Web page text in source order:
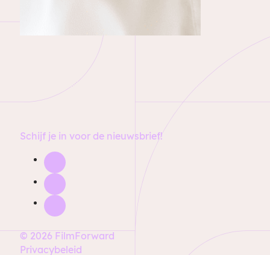
Schijf je in voor de nieuwsbrief!
© 2026 FilmForward
Privacybeleid